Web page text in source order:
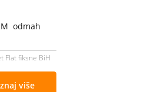
odmah
Flat fiksne BiH
više